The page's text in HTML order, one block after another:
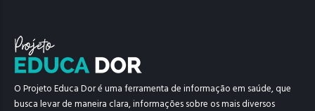
O Projeto Educa Dor é uma ferramenta de informação em saúde, que
busca levar de maneira clara, informações sobre os mais diversos